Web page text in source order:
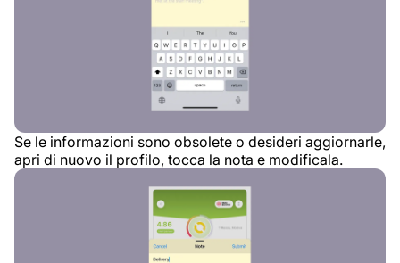
Se le informazioni sono obsolete o desideri aggiornarle,
apri di nuovo il profilo, tocca la nota e modificala.